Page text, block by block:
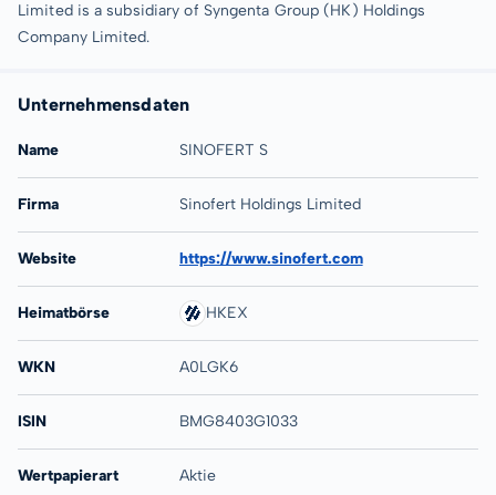
Limited is a subsidiary of Syngenta Group (HK) Holdings
Company Limited.
Unternehmensdaten
Name SINOFERT S
Firma Sinofert Holdings Limited
Website https://www.sinofert.com
Heimatbörse HKEX
WKN A0LGK6
ISIN BMG8403G1033
Wertpapierart Aktie